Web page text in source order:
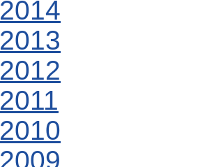
2014
2013
2012
2011
2010
2009